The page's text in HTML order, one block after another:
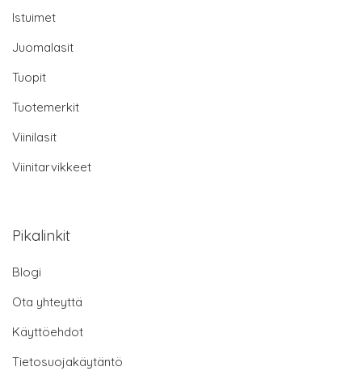
Istuimet
Juomalasit
Tuopit
Tuotemerkit
Viinilasit
Viinitarvikkeet
Pikalinkit
Blogi
Ota yhteyttä
Käyttöehdot
Tietosuojakäytäntö